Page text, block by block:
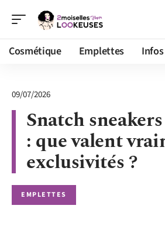
Cosmétique Emplettes Infos
09/07/2026
Snatch
: que valent
exclusivités ?
EMPLETTES